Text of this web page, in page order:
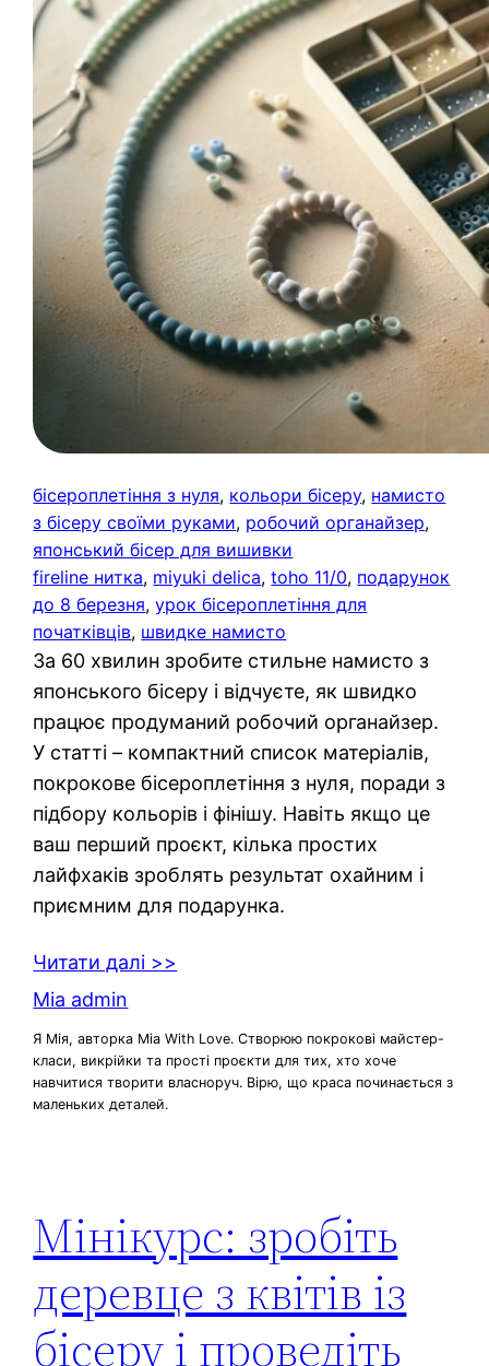
бісероплетіння з нуля, кольори бісеру, намисто
з бісеру своїми руками, робочий органайзер
японський бісер для вишивки
fireline нитка, miyuki delica, toho 11/0, подарунок
до 8 березня, урок бісероплетіння для
початківців, швидке намисто
За 60 хвилин зробите стильне намисто з
японського бісеру і відчуєте, як швидко
працює продуманий робочий органайзер.
У статті – компактний список матеріалів,
покрокове бісероплетіння з нуля, поради з
підбору кольорів і фінішу. Навіть якщо це
ваш перший проєкт, кілька простих
лайфхаків зроблять результат охайним і
приємним для подарунка.
Читати далі >>
Mia admin
Я Мія, авторка Mia With Love. Створюю покрокові майстер-
класи, викрійки та прості проєкти для тих, хто хоче
навчитися творити власноруч. Вірю, що краса починається з
маленьких деталей.
Мінікурс: зробіть
деревце з квітів із
бісеру і проведіть